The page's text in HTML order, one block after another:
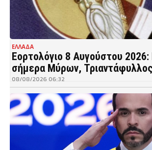
ΕΛΛΑΔΑ
Εορτολόγιο 8 Αυγούστου 2026:
σήμερα Μύρων,
08/08/2026 06:32